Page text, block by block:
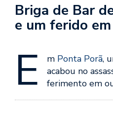
Briga de Bar
e um ferido
E m Ponta Porã,
acabou no
ferimento em